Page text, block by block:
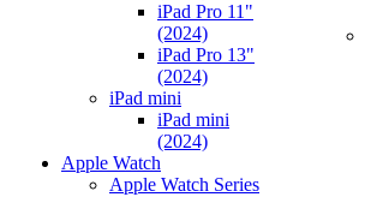
iPad Pro 11"
(2024)
iPad Pro 13"
(2024)
iPad mini
iPad mini
(2024)
Apple Watch
Apple Watch Series